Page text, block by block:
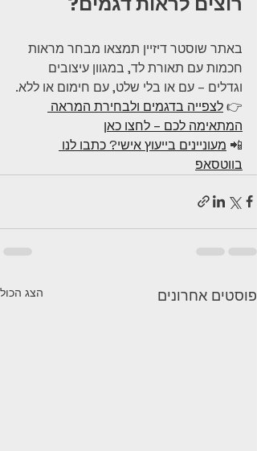
באתר שוסטר דיזיין תמצאו מבחר מראות
חכמות עם תאורת לד, במגוון עיצובים
וגדלים – עם או בלי שלט, עם חימום או ללא.
👉 לצפייה בדגמים ולבחירת המראה
המתאימה לכם – לחצו כאן
📲 מעוניינים בייעוץ אישי? כתבו לנו
בווטסאפ
פוסטים אחרונים הצג הכול